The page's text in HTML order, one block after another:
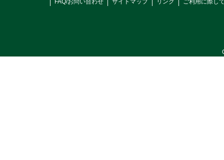
FAQ/お問い合わせ
サイトマップ リンク ご利用に際し